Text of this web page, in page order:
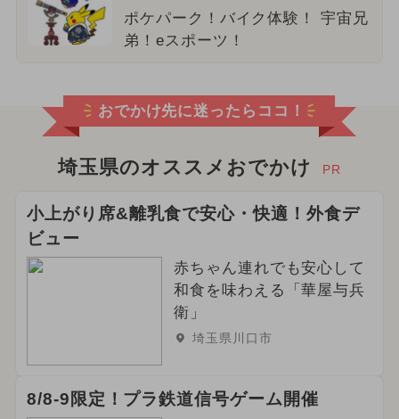
ポケパーク！バイク体験！ 宇宙兄
弟！eスポーツ！
おでかけ先に迷ったらココ！
埼玉県のオススメおでかけ PR
小上がり席&離乳食で安心・快適！外食デ
ビュー
赤ちゃん連れでも安心して
和食を味わえる「華屋与兵
衛」
埼玉県川口市
8/8-9限定！プラ鉄道信号ゲーム開催